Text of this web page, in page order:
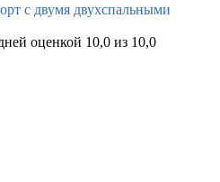
с двумя двухспальными
оценкой 10,0 из 10,0